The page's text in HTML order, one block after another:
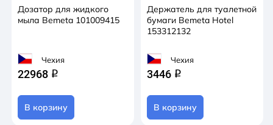
Дозатор для жидкого
мыла Bemeta 101009415
Чехия
22968 q
В корзину
Держатель для туалетной
бумаги Bemeta Hotel
153312132
Чехия
3446 q
В корзину